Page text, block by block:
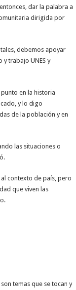
dar la palabra a
dirigida por
debemos apoyar
trabajo UNES y
en la historia
y lo digo
de la población y en
las situaciones o
contexto de país, pero
que viven las
temas que se tocan y